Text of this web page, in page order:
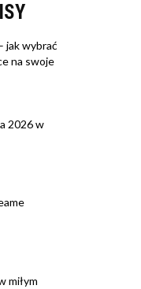
jak wybrać
na swoje
2026 w
miłym